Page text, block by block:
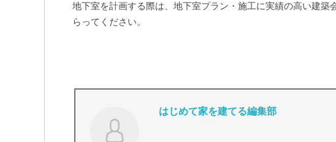
地下室を計画する際は、地下室プラン・施工に実績の高い建築
らってください。
はじめて家を建てる編集部